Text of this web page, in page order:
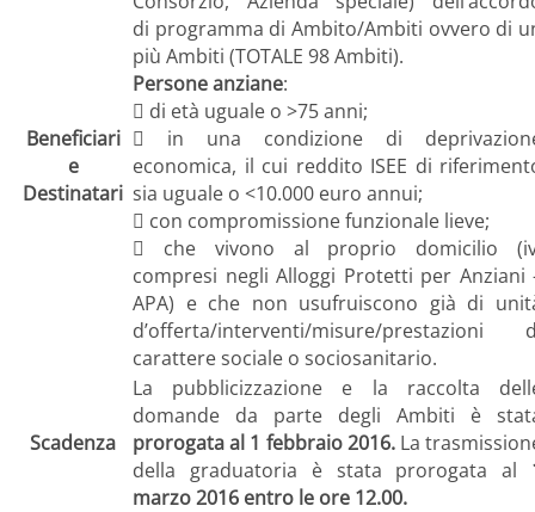
Beneficiari
e
Destinatari
di programma di Ambito/Ambiti ovvero di
più Ambiti (TOTALE 98 Ambiti).
Persone anziane:
 di età uguale o >75 anni;
 in una condizione di
economica, il cui reddito ISEE di
sia uguale o <10.000 euro annui;
 con compromissione funzionale lieve;
 che vivono al proprio domicilio
compresi negli Alloggi Protetti per Anziani
APA) e che non usufruiscono già di
d’offerta/interventi/misure/prestazioni
carattere sociale o sociosanitario.
Scadenza
La pubblicizzazione e la raccolta
domande da parte degli Ambiti è
prorogata al 1 febbraio 2016.La
della graduatoria è stata prorogata al
marzo 2016 entro le ore 12.00.